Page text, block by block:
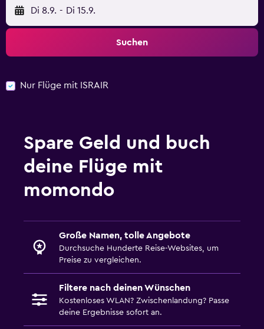
Di 8.9. - Di 15.9.
Suchen
Nur Flüge mit ISRAIR
Spare Geld und buch
deine Flüge mit
momondo
Große Namen, tolle Angebote
Durchsuche Hunderte Reise-Websites, um
Preise zu vergleichen.
Filtere nach deinen Wünschen
Kostenloses WLAN? Zwischenlandung? Passe
deine Ergebnisse sofort an.